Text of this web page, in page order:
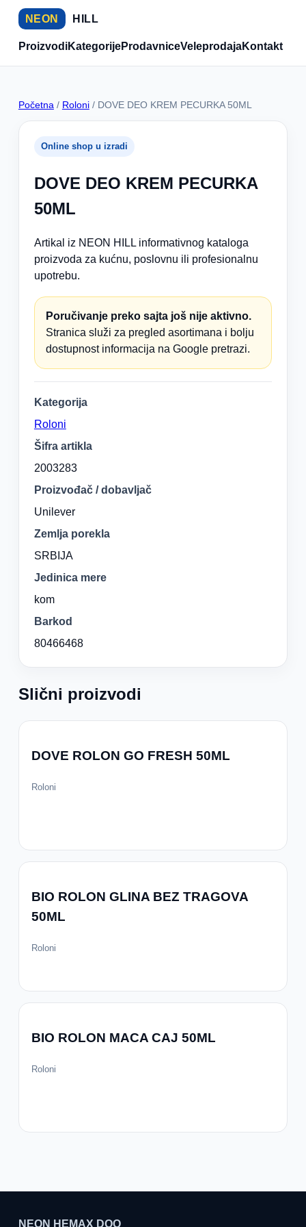
NEON HILL
ProizvodiKategorijeProdavniceVeleprodajaKontakt
Početna / Roloni/ DOVE DEO KREM PECURKA 50ML
Online shop u izradi
DOVE DEO KREM PECURKA
50ML
Artikal iz NEON HILL informativnog kataloga
proizvoda za kućnu, poslovnu ili profesionalnu
upotrebu.
Poručivanje preko sajta još nije aktivno.
Stranica služi za pregled asortimana i bolju
dostupnost informacija na Google pretrazi.
Kategorija
Roloni
Šifra artikla
2003283
Proizvođač / dobavljač
Unilever
Zemlja porekla
SRBIJA
Jedinica mere
kom
Barkod
80466468
Slični proizvodi
DOVE ROLON GO FRESH 50ML
Roloni
BIO ROLON GLINA BEZ TRAGOVA
50ML
Roloni
BIO ROLON MACA CAJ 50ML
Roloni
NEON HEMAX DOO